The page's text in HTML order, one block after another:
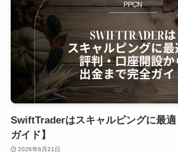
SwiftTraderはスキャルピングに最
ガイド】
2026年6月21日